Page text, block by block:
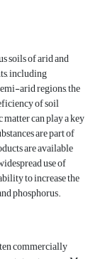
soils of arid and
including
arid regions, the
of soil
can play a key
are part of
are available
use of
to increase the
phosphorus.
commercially